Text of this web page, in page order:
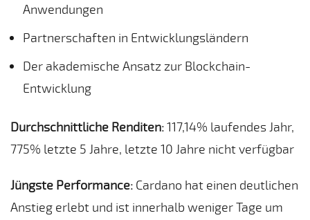
Anwendungen
Partnerschaften in Entwicklungsländern
Der akademische Ansatz zur Blockchain-
Entwicklung
Durchschnittliche Renditen:117,14% laufendes Jahr,
775% letzte 5 Jahre, letzte 10 Jahre nicht verfügbar
Jüngste Performance: Cardano hat einen deutlichen
Anstieg erlebt und ist innerhalb weniger Tage um